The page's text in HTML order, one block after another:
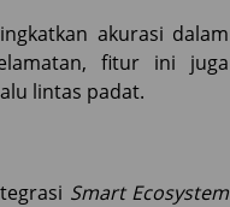
akurasi dalam
fitur ini juga
lintas padat.
Smart Ecosystem